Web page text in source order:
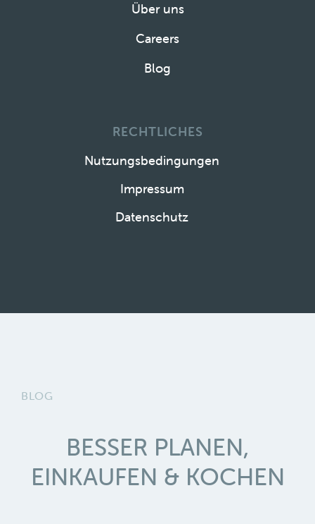
Über uns
Careers
Blog
RECHTLICHES
Nutzungsbedingungen
Impressum
Datenschutz
BLOG
BESSER PLANEN,
EINKAUFEN & KOCHEN